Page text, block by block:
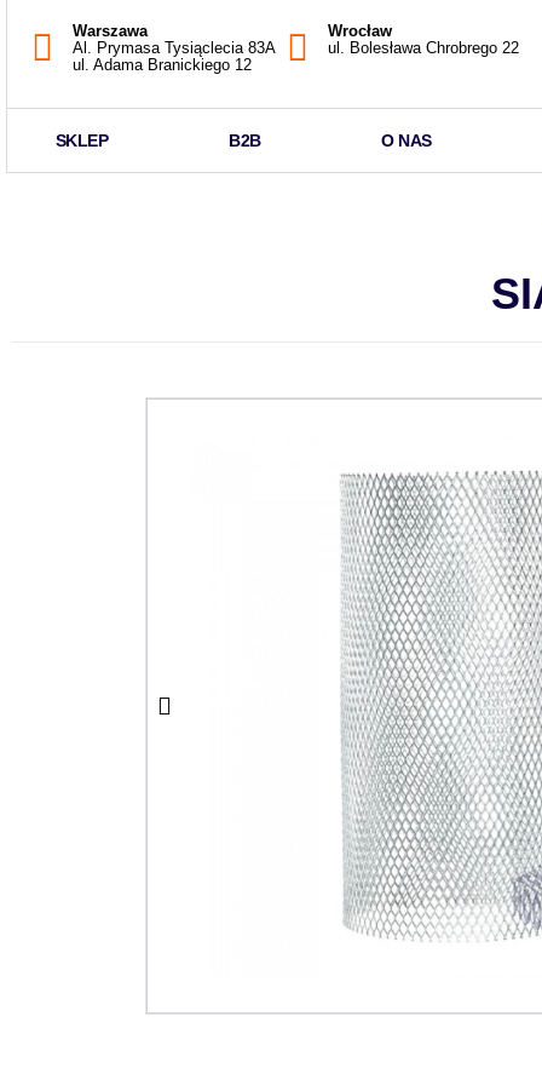
Warszawa
Al. Prymasa Tysiąclecia 83A
ul. Adama Branickiego 12
Wrocław
ul. Bolesława Chrobrego 22
SKLEP B2B O NAS